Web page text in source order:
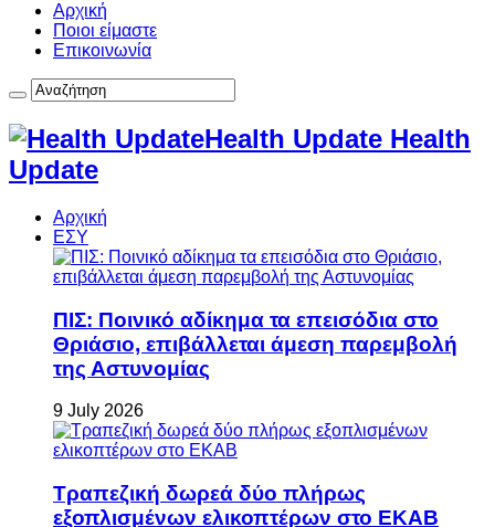
Αρχική
Ποιοι είμαστε
Επικοινωνία
Health Update Health
Update
Αρχική
ΕΣΥ
ΠΙΣ: Ποινικό αδίκημα τα επεισόδια στο
Θριάσιο, επιβάλλεται άμεση παρεμβολή
της Αστυνομίας
9 July 2026
Τραπεζική δωρεά δύο πλήρως
εξοπλισμένων ελικοπτέρων στο ΕΚΑΒ